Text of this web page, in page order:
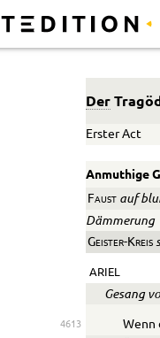
Der
Erster Act
Anmuthige
Faustauf
Dämmerung
Geister-Kreis
ARIEL
Gesang
4613
Wenn